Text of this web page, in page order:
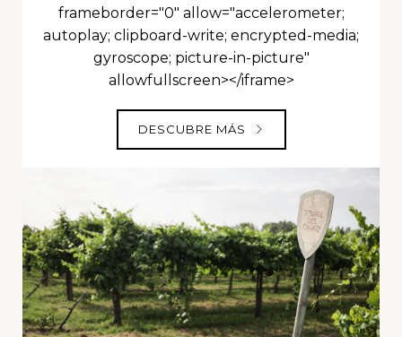
frameborder="0" allow="accelerometer;
autoplay; clipboard-write; encrypted-media;
gyroscope; picture-in-picture"
allowfullscreen></iframe>
DESCUBRE MÁS